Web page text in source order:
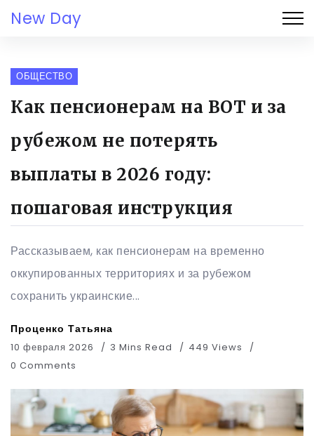
New Day
ОБЩЕСТВО
Как пенсионерам на ВОТ и за
рубежом не потерять
выплаты в 2026 году:
пошаговая инструкция
Рассказываем, как пенсионерам на временно
оккупированных территориях и за рубежом
сохранить украинские...
Проценко Татьяна
10 февраля 2026 3 Mins Read
449 Views
0 Comments